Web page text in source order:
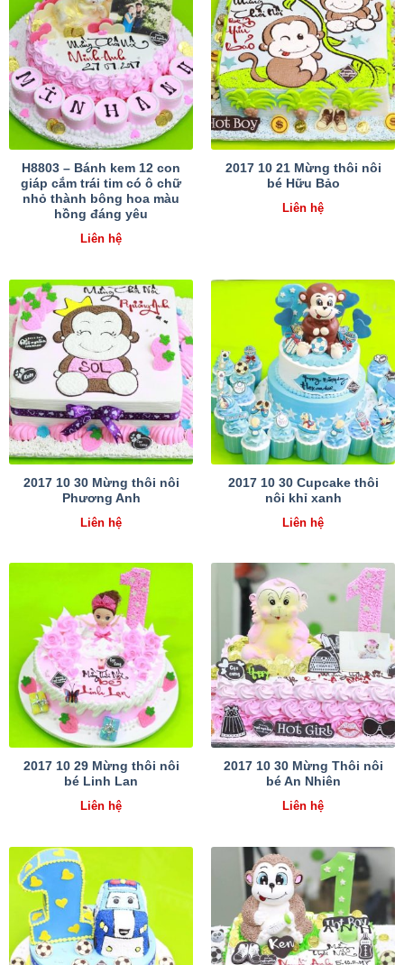
H8803 – Bánh kem 12 con
giáp cắm trái tim có ô chữ
nhỏ thành bông hoa màu
hồng đáng yêu
Liên hệ
2017 10 21 Mừng thôi nôi
bé Hữu Bảo
Liên hệ
2017 10 30 Mừng thôi nôi
Phương Anh
Liên hệ
2017 10 30 Cupcake thôi
nôi khỉ xanh
Liên hệ
2017 10 29 Mừng thôi nôi
bé Linh Lan
Liên hệ
2017 10 30 Mừng Thôi nôi
bé An Nhiên
Liên hệ